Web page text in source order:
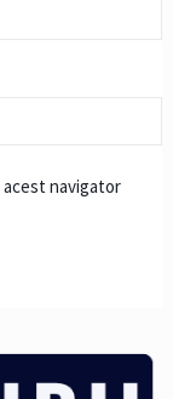
acest navigator